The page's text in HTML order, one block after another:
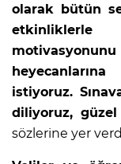
olarak bütün
motivasyonunu
istiyoruz.
diliyoruz, güzel
sözlerine yer